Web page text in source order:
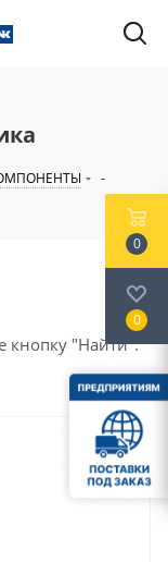
-
кнопку "Найти".
0
0